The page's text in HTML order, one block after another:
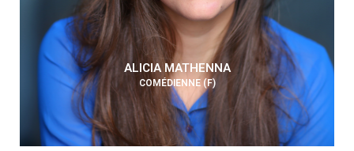
ALICIA MATHENNA
COMÉDIENNE (F)